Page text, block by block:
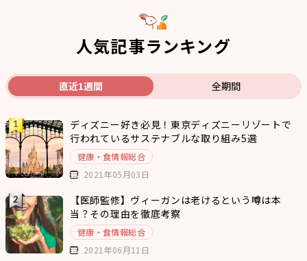
人気記事ランキング
直近1週間 全期間
ディズニー好き必見！東京ディズニーリゾートで
行われているサステナブルな取り組み5選
健康・食情報総合
2021年05月03日
【医師監修】ヴィーガンは老けるという噂は本
当？その理由を徹底考察
健康・食情報総合
2021年06月11日